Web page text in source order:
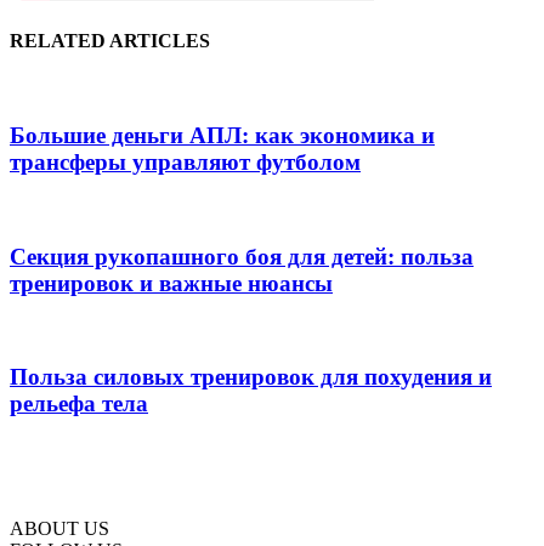
RELATED ARTICLES
Большие деньги АПЛ: как экономика и
трансферы управляют футболом
Секция рукопашного боя для детей: польза
тренировок и важные нюансы
Польза силовых тренировок для похудения и
рельефа тела
ABOUT US